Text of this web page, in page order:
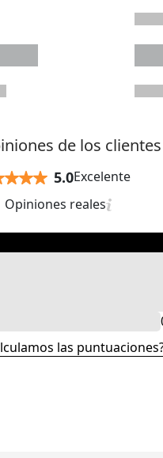
de los clientes
5.0Excelente
Opiniones reales
las